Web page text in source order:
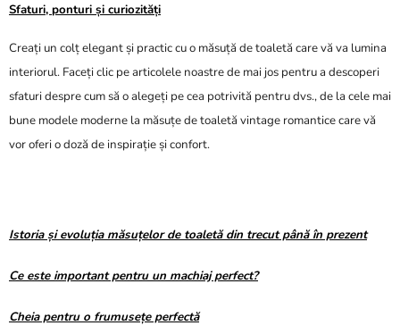
Sfaturi, ponturi și curiozități
Creați un colț elegant și practic cu o măsuță de toaletă care vă va lumina
interiorul. Faceți clic pe articolele noastre de mai jos pentru a descoperi
sfaturi despre cum să o alegeți pe cea potrivită pentru dvs., de la cele mai
bune modele moderne la măsuțe de toaletă vintage romantice care vă
vor oferi o doză de inspirație și confort.
Istoria și evoluția măsuțelor de toaletă din trecut până în prezent
Ce este important pentru un machiaj perfect?
Cheia pentru o frumusețe perfectă